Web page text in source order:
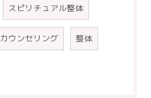
スピリチュアル整体
カウンセリング 整体